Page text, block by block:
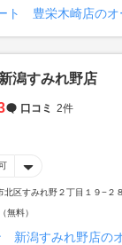
ト 豊栄木崎店のオ
潟すみれ野店
口コミ 2件
北区すみれ野２丁目１９−２８
無料）
新潟すみれ野店の